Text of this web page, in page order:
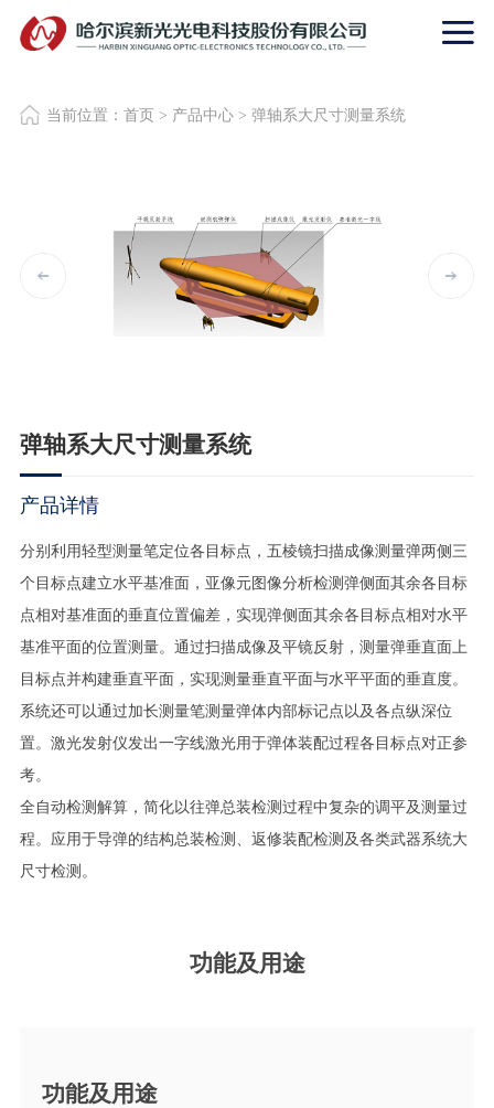
当前位置： 首页> 产品中心> 弹轴系大尺寸测量系统
弹轴系大尺寸测量系统
产品详情
分别利用轻型测量笔定位各目标点，五棱镜扫描成像测量弹两侧三
个目标点建立水平基准面，亚像元图像分析检测弹侧面其余各目标
点相对基准面的垂直位置偏差，实现弹侧面其余各目标点相对水平
基准平面的位置测量。通过扫描成像及平镜反射，测量弹垂直面上
目标点并构建垂直平面，实现测量垂直平面与水平平面的垂直度。
系统还可以通过加长测量笔测量弹体内部标记点以及各点纵深位
置。激光发射仪发出一字线激光用于弹体装配过程各目标点对正参
考。
全自动检测解算，简化以往弹总装检测过程中复杂的调平及测量过
程。应用于导弹的结构总装检测、返修装配检测及各类武器系统大
尺寸检测。
功能及用途
功能及用途